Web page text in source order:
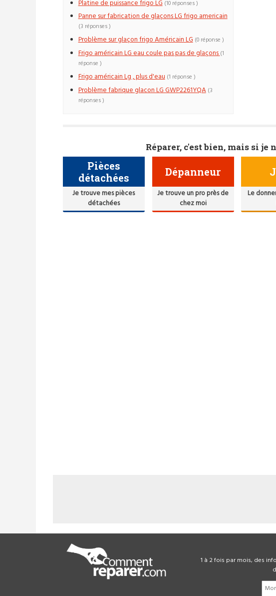
Platine de puissance frigo LG (10 réponses )
Panne sur fabrication de glaçons LG frigo americain
(3 réponses )
Problème sur glaçon frigo Américain LG (0 réponse )
Frigo américain LG eau coule pas pas de glaçons(1
réponse )
Frigo américain Lg , plus d'eau (1 réponse )
Problème fabrique glacon LG GWP2261YQA (3
réponses )
Réparer, c'est bien, mais si je
Pièces
détachées
Je trouve mes pièces
détachées
Dépanneur
Je trouve un pro près de
chez moi
Le
1 à 2 fois par mois, des